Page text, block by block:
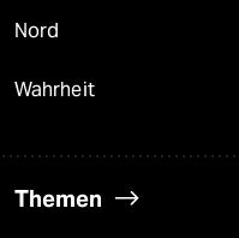
Nord
Wahrheit
Themen